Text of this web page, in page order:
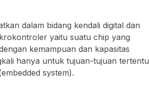
dalam bidang kendali digital dan
yaitu suatu chip yang
kemampuan dan kapasitas
hanya untuk tujuan-tujuan tertentu
system).